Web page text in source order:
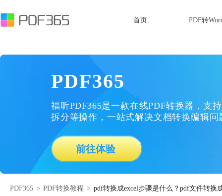
首页 PDF转
PDF365
福昕PDF365是一款在线PDF转换器，支
拆分等操作，一站式解决文档转换编辑问
前往体验
PDF365 > PDF转换教程 > pdf转换成excel步骤是什么？pdf文件转换